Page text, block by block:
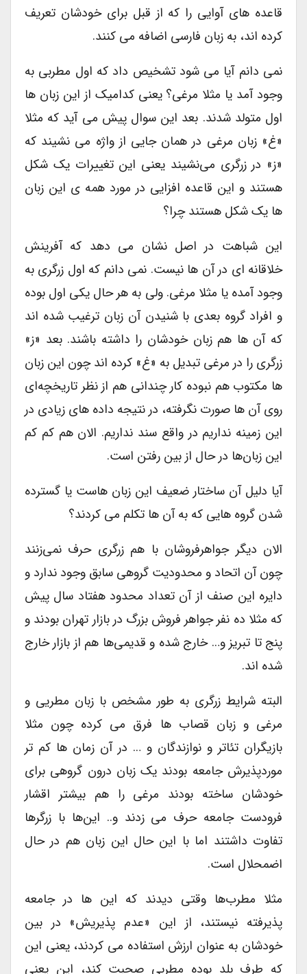
قاعده های آوایی را که از قبل برای خودشان تعریف
کرده اند، به زبان فارسی اضافه می کنند.
نمی دانم آیا می شود تشخیص داد که اول مطربی به
وجود آمد یا مثلا مرغی؟ یعنی کدامیک از این زبان ها
اول متولد شدند. بعد این سوال پیش می آید که مثلا
«غ» زبان مرغی در همان جایی از واژه می نشیند که
«ز» در زرگری می‌نشیند یعنی این تغییرات یک شکل
هستند و این قاعده افزایی در مورد همه ی این زبان
ها یک شکل هستند چرا؟
این شباهت در اصل نشان می دهد که آفرینش
خلاقانه ای در آن ها نیست. نمی دانم که اول زرگری به
وجود آمده یا مثلا مرغی. ولی به هر حال یکی اول بوده
و افراد گروه بعدی با شنیدن آن زبان ترغیب شده اند
که آن ها هم زبان خودشان را داشته باشند. بعد «ز»
زرگری را در مرغی تبدیل به «غ» کرده اند چون این زبان
ها مکتوب هم نبوده کار چندانی هم از نظر تاریخچه‌ای
روی آن ها صورت نگرفته، در نتیجه داده های زیادی در
این زمینه نداریم در واقع سند نداریم. الان هم کم کم
این زبان‌ها در حال از بین رفتن است.
آیا دلیل آن ساختار ضعیف این زبان هاست یا گسترده
شدن گروه هایی که به آن ها تکلم می کردند؟
الان دیگر جواهرفروشان با هم زرگری حرف نمی‌زنند
چون آن اتحاد و محدودیت گروهی سابق وجود ندارد و
دایره‌ این صنف از آن تعداد محدود هفتاد سال پیش
که مثلا ده نفر جواهر فروش بزرگ در بازار تهران بودند و
پنج تا تبریز و… خارج شده و قدیمی‌ها هم از بازار خارج
شده اند.
البته شرایط زرگری به طور مشخص با زبان مطریی و
مرغی و زبان قصاب ها فرق می کرده چون مثلا
بازیگران تئاتر و نوازندگان و … در آن زمان ها کم تر
موردپذیرش جامعه بودند یک زبان درون گروهی برای
خودشان ساخته بودند مرغی را هم بیشتر اقشار
فرودست جامعه حرف می زدند و.. این‌ها با زرگرها
تفاوت داشتند اما با این حال این زبان هم در حال
اضمحلال است.
مثلا مطرب‌ها وقتی دیدند که این ها در جامعه
پذیرفته نیستند، از این «عدم پذیریش» در بین
خودشان به عنوان ارزش استفاده می کردند، یعنی این
که طرف بلد بوده مطربی صحبت کند، این یعنی